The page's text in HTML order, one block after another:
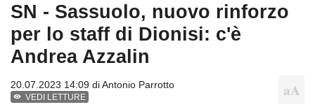
SN - Sassuolo, nuovo rinforzo
per lo staff di Dionisi: c'è
Andrea Azzalin
20.07.2023 14:09 diAntonio Parrotto
VEDI LETTURE